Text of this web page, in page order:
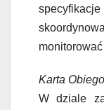
Karta
W dziale